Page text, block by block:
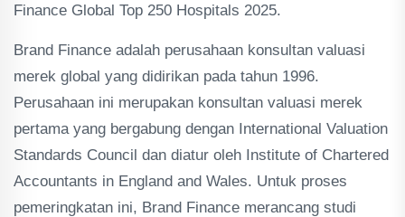
Finance Global Top 250 Hospitals 2025.
Brand Finance adalah perusahaan konsultan valuasi
merek global yang didirikan pada tahun 1996.
Perusahaan ini merupakan konsultan valuasi merek
pertama yang bergabung dengan International Valuation
Standards Council dan diatur oleh Institute of Chartered
Accountants in England and Wales. Untuk proses
pemeringkatan ini, Brand Finance merancang studi